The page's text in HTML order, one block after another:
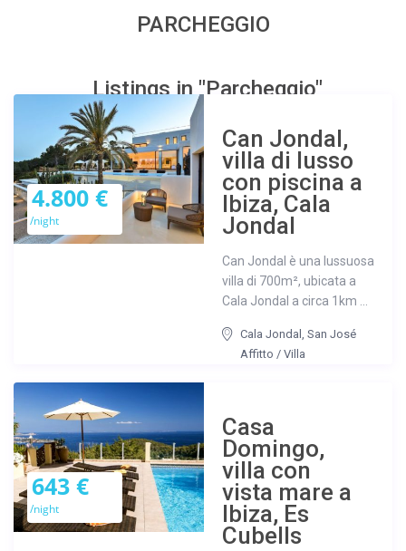
PARCHEGGIO
Listings in "Parcheggio"
4.800 €
/night
Can Jondal,
villa di lusso
con piscina a
Ibiza, Cala
Jondal
Can Jondal è una lussuosa
villa di 700m², ubicata a
Cala Jondal a circa 1km ...
Cala Jondal,San José
Affitto /Villa
643 €
/night
Casa
Domingo,
villa con
vista mare a
Ibiza, Es
Cubells